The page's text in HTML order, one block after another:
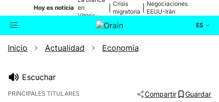
Hoy es noticia en
Vitoria-
Gasteiz
Crisis
migratoria
Negociaciones
EEUU-Irán
ES
Buscador Actualidad
Inicio Actualidad Economía
Escuchar
PRINCIPALES TITULARES Compartir Guardar